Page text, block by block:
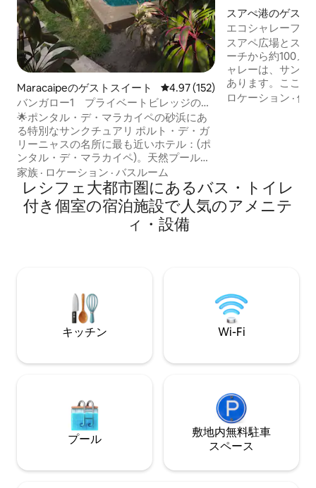
Maracaipeのゲストスイート レビュー152件、5つ星中4.97つ
4.97 (152)
バンガロー1 プライベートビレッジのプ
ールと砂浜に足を踏み入れるだけで至福
の時を
🌟ポンタル・デ・マラカイペの砂浜にあ
る特別なサンクチュアリ ポルト・デ・ガ
リーニャスの名所に最も近いホテル：(ポ
ンタル・デ・マラカイペ)。天然プール、
川と海の合流、有名なポンタルの夕日。
バンガロー1とバンガロー2 – それぞれ完
全に専用： • プライベートプール • プライ
ベートテラス • 専用のフルキッチン 完全
なプライバシー。遠くにある場所のみが
家族 · ロケーション · バスルーム
スアぺ港のゲスト
エコシャレーフラ
スアペ広場とスア
ーチから約100メ
ャレーは、サンタ
あります。ここは
林の一部で、ナ
適なスペース、専
キッチン、トイレ
ロケーション ·価
レシフェ大都市圏にあるバス・トイレ
付き個室の宿泊施設で人気のアメニテ
ィ・設備
キッチン Wi-Fi
プール
敷地内無料駐⁠車
ス⁠ペ⁠ー⁠ス